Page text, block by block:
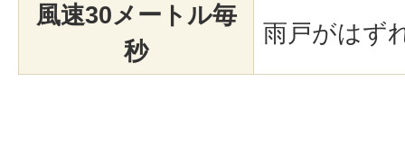
風速30メートル毎
秒
雨戸がはず